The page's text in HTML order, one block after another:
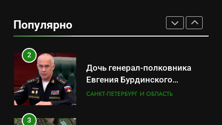
Популярно
данные о складах с военной
продукцией: предприятия
обратились в СК
САНКТ-ПЕТЕРБУРГ И ОБЛАСТЬ
2
Дочь генерал-полковника
Евгения Бурдинского
оказывает платные услуги по
САНКТ-ПЕТЕРБУРГ И ОБЛАСТЬ
3